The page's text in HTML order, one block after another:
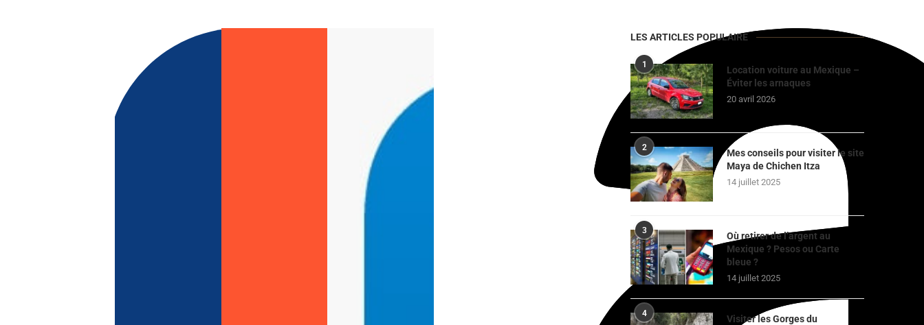
LES ARTICLES POPULAIRE
1
Location voiture au Mexique –
Éviter les arnaques
20 avril 2026
2
Mes conseils pour visiter le site
Maya de Chichen Itza
14 juillet 2025
3
Où retirer de l’argent au
Mexique ? Pesos ou Carte
bleue ?
14 juillet 2025
4
Visiter les Gorges du